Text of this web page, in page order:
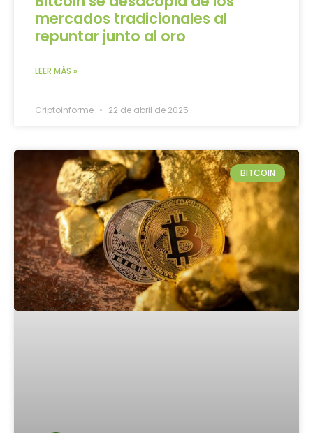
mercados tradicionales al
repuntar junto al oro
LEER MÁS »
Criptoinforme 22 de abril de 2025
BITCOIN